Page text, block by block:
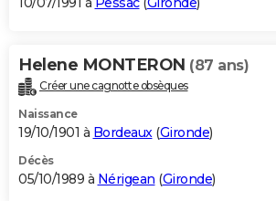
Helene MONTERON (87 ans)
Créer une cagnotte obsèques
Naissance
19/10/1901 à Bordeaux(Gironde)
Décès
05/10/1989 à Nérigean (Gironde)